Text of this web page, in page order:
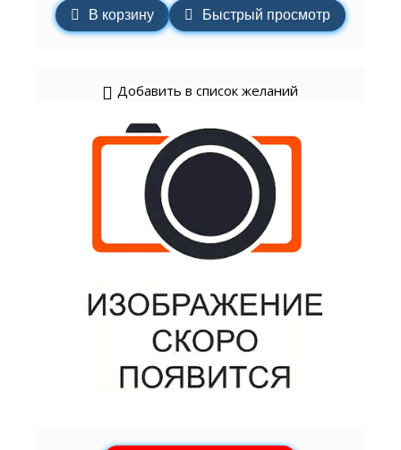
В корзину Быстрый просмотр
Добавить в список желаний